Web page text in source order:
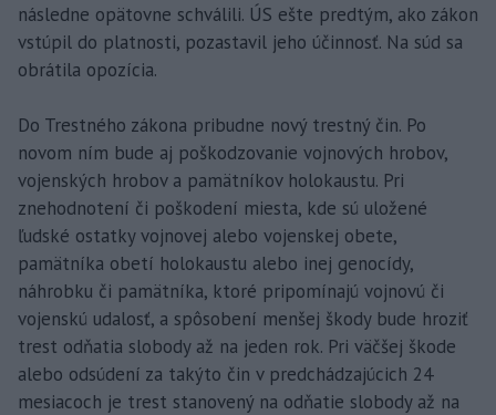
následne opätovne schválili. ÚS ešte predtým, ako zákon
vstúpil do platnosti, pozastavil jeho účinnosť. Na súd sa
obrátila opozícia.
Do Trestného zákona pribudne nový trestný čin. Po
novom ním bude aj poškodzovanie vojnových hrobov,
vojenských hrobov a pamätníkov holokaustu. Pri
znehodnotení či poškodení miesta, kde sú uložené
ľudské ostatky vojnovej alebo vojenskej obete,
pamätníka obetí holokaustu alebo inej genocídy,
náhrobku či pamätníka, ktoré pripomínajú vojnovú či
vojenskú udalosť, a spôsobení menšej škody bude hroziť
trest odňatia slobody až na jeden rok. Pri väčšej škode
alebo odsúdení za takýto čin v predchádzajúcich 24
mesiacoch je trest stanovený na odňatie slobody až na